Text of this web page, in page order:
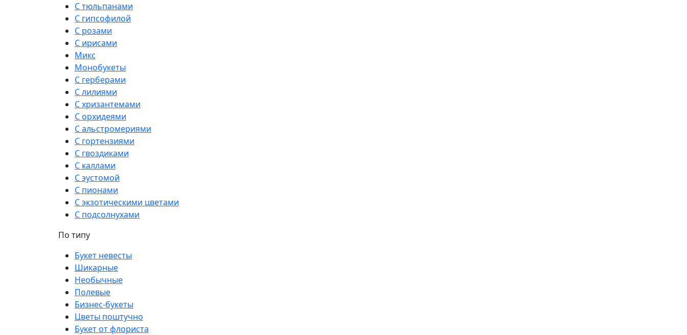
С тюльпанами
С гипсофилой
С розами
С ирисами
Микс
Монобукеты
С герберами
С лилиями
С хризантемами
С орхидеями
С альстромериями
С гортензиями
С гвоздиками
С каллами
С эустомой
С пионами
С экзотическими цветами
С подсолнухами
По типу
Букет невесты
Шикарные
Необычные
Полевые
Бизнес-букеты
Цветы поштучно
Букет от флориста